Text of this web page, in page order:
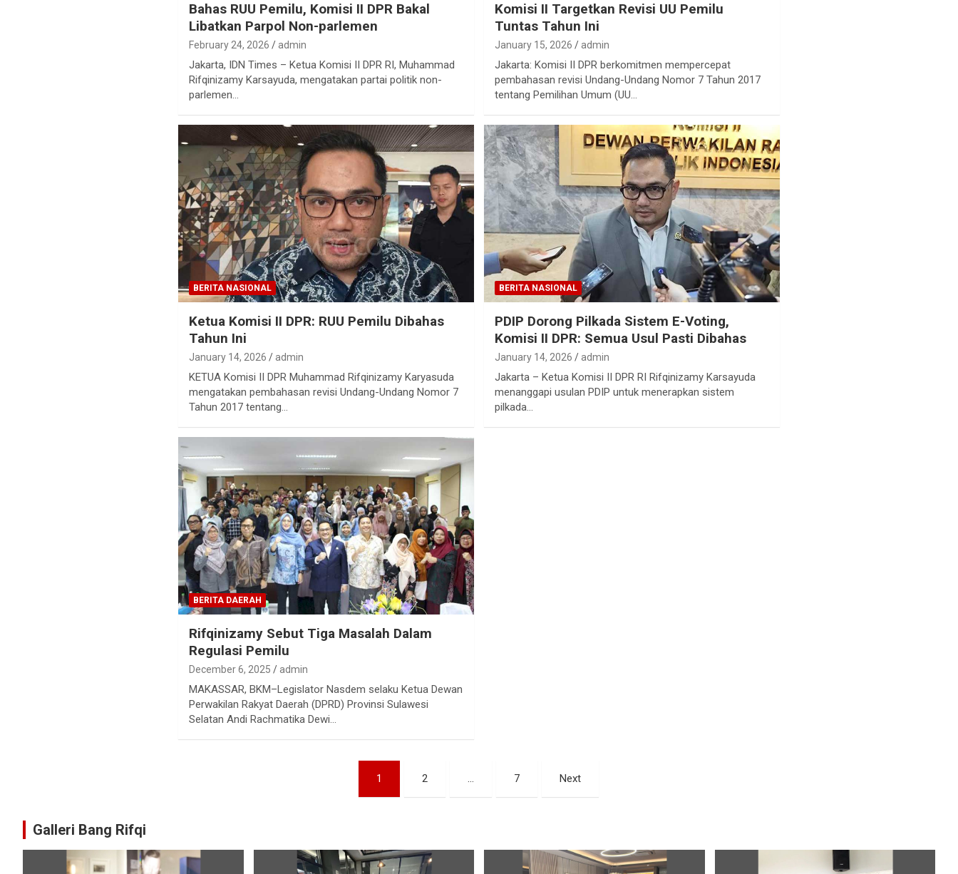
Bahas RUU Pemilu, Komisi II DPR Bakal
Libatkan Parpol Non-parlemen
February 24, 2026 admin
Jakarta, IDN Times – Ketua Komisi II DPR RI, Muhammad
Rifqinizamy Karsayuda, mengatakan partai politik non-
parlemen…
Komisi II Targetkan Revisi UU Pemilu
Tuntas Tahun Ini
January 15, 2026 admin
Jakarta: Komisi II DPR berkomitmen mempercepat
pembahasan revisi Undang-Undang Nomor 7 Tahun 2017
tentang Pemilihan Umum (UU…
BERITA NASIONAL
Ketua Komisi II DPR: RUU Pemilu Dibahas
Tahun Ini
January 14, 2026 admin
KETUA Komisi II DPR Muhammad Rifqinizamy Karyasuda
mengatakan pembahasan revisi Undang-Undang Nomor 7
Tahun 2017 tentang…
BERITA NASIONAL
PDIP Dorong Pilkada Sistem E-Voting,
Komisi II DPR: Semua Usul Pasti Dibahas
January 14, 2026 admin
Jakarta – Ketua Komisi II DPR RI Rifqinizamy Karsayuda
menanggapi usulan PDIP untuk menerapkan sistem
pilkada…
BERITA DAERAH
Rifqinizamy Sebut Tiga Masalah Dalam
Regulasi Pemilu
December 6, 2025 admin
MAKASSAR, BKM–Legislator Nasdem selaku Ketua Dewan
Perwakilan Rakyat Daerah (DPRD) Provinsi Sulawesi
Selatan Andi Rachmatika Dewi…
1 2 … 7 Next
Galleri Bang Rifqi